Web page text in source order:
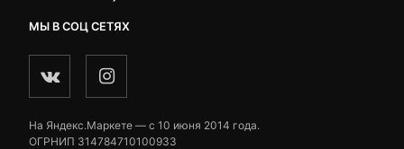
МЫ В СОЦ СЕТЯХ
На Яндекс.Маркете — c 10 июня 2014 года.
ОГРНИП 314784710100933